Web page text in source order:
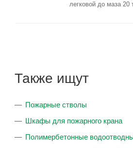
легковой до маза 20
Также ищут
Пожарные стволы
Шкафы для пожарного крана
Полимербетонные